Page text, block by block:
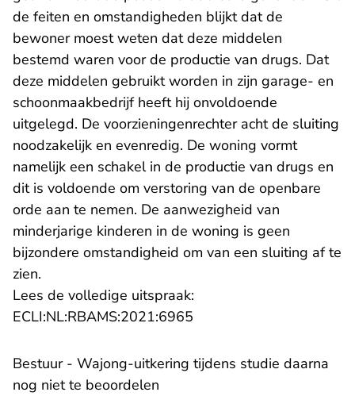
de feiten en omstandigheden blijkt dat de
bewoner moest weten dat deze middelen
bestemd waren voor de productie van drugs. Dat
deze middelen gebruikt worden in zijn garage- en
schoonmaakbedrijf heeft hij onvoldoende
uitgelegd. De voorzieningenrechter acht de sluiting
noodzakelijk en evenredig. De woning vormt
namelijk een schakel in de productie van drugs en
dit is voldoende om verstoring van de openbare
orde aan te nemen. De aanwezigheid van
minderjarige kinderen in de woning is geen
bijzondere omstandigheid om van een sluiting af te
zien.
Lees de volledige uitspraak:
ECLI:NL:RBAMS:2021:6965
Bestuur - Wajong-uitkering tijdens studie daarna
nog niet te beoordelen